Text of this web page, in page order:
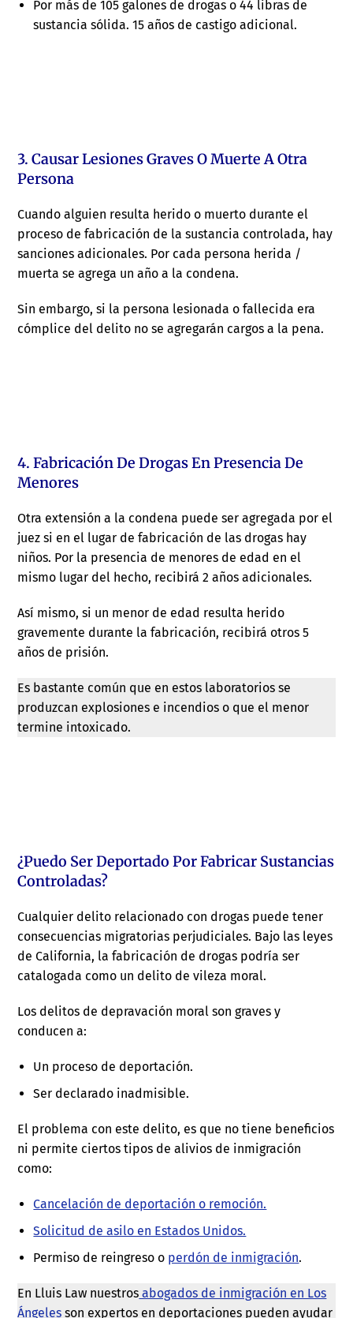
Por más de 105 galones de drogas o 44 libras de
sustancia sólida. 15 años de castigo adicional.
3. Causar Lesiones Graves O Muerte A Otra
Persona
Cuando alguien resulta herido o muerto durante el
proceso de fabricación de la sustancia controlada, hay
sanciones adicionales. Por cada persona herida /
muerta se agrega un año a la condena.
Sin embargo, si la persona lesionada o fallecida era
cómplice del delito no se agregarán cargos a la pena.
4. Fabricación De Drogas En Presencia De
Menores
Otra extensión a la condena puede ser agregada por el
juez si en el lugar de fabricación de las drogas hay
niños. Por la presencia de menores de edad en el
mismo lugar del hecho, recibirá 2 años adicionales.
Así mismo, si un menor de edad resulta herido
gravemente durante la fabricación, recibirá otros 5
años de prisión.
Es bastante común que en estos laboratorios se
produzcan explosiones e incendios o que el menor
termine intoxicado.
¿Puedo Ser Deportado Por Fabricar Sustancias
Controladas?
Cualquier delito relacionado con drogas puede tener
consecuencias migratorias perjudiciales. Bajo las leyes
de California, la fabricación de drogas podría ser
catalogada como un delito de vileza moral.
Los delitos de depravación moral son graves y
conducen a:
Un proceso de deportación.
Ser declarado inadmisible.
El problema con este delito, es que no tiene beneficios
ni permite ciertos tipos de alivios de inmigración
como:
Cancelación de deportación o remoción.
Solicitud de asilo en Estados Unidos.
Permiso de reingreso o perdón de inmigración.
En Lluis Law nuestros abogados de inmigración en Los
Ángeles son expertos en deportaciones pueden ayudar